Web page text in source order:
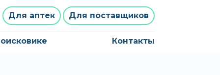
Для аптек Для поставщиков
Контакты